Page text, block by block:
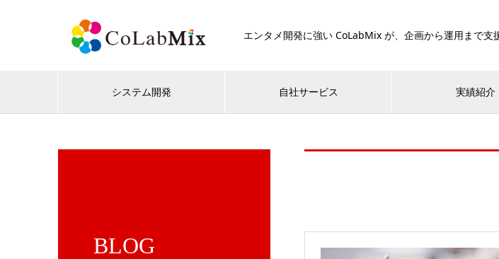
エンタメ開発に強い CoLabMix が、企画から運用まで支
システム開発 自社サービス 実績紹介
BLOG